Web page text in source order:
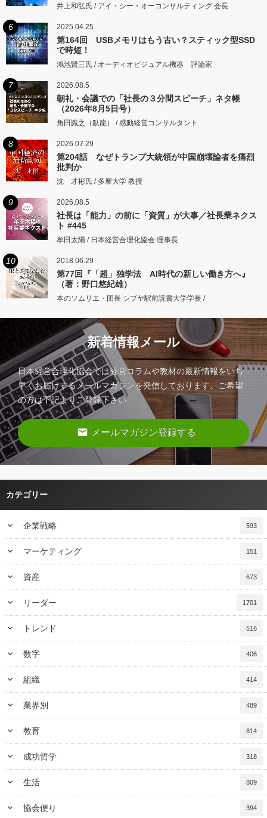
井上和弘氏 / アイ・シー・オーコンサルティング 会長
6 2025.04.25
第164回 USBメモリはもう古い？スティック型SSD
で時短！
鴻池賢三氏 / オーディオビジュアル機器 評論家
7 2026.08.5
朝礼・会議での「社長の３分間スピーチ」ネタ帳
（2026年8月5日号）
角田識之（臥龍） / 感動経営コンサルタント
8 2026.07.29
第204話 なぜトランプ大統領が中国崩壊論者を痛烈
批判か
沈 才彬氏 / 多摩大学 教授
9 2026.08.5
社長は「能力」の前に「資質」が大事／社長業ネクス
ト #445
牟田太陽 / 日本経営合理化協会 理事長
10 2018.06.29
第77回『「超」独学法 AI時代の新しい働き方へ』
（著：野口悠紀雄）
本のソムリエ・団長 シブヤ駅前読書大学学長 /
新着情報メール
日本経営合理化協会では経営コラムや教材の最新情報をいち
早くお届けするメールマガジンを発信しております。ご希望
の方は下記よりご登録下さい。
email メールマガジン登録する
カテゴリー
keyboard_arrow_down 企業戦略 593
keyboard_arrow_down マーケティング 151
keyboard_arrow_down 資産 673
keyboard_arrow_down リーダー 1701
keyboard_arrow_down トレンド 516
keyboard_arrow_down 数字 406
keyboard_arrow_down 組織 414
keyboard_arrow_down 業界別 489
keyboard_arrow_down 教育 814
keyboard_arrow_down 成功哲学 318
keyboard_arrow_down 生活 809
keyboard_arrow_down 協会便り 394